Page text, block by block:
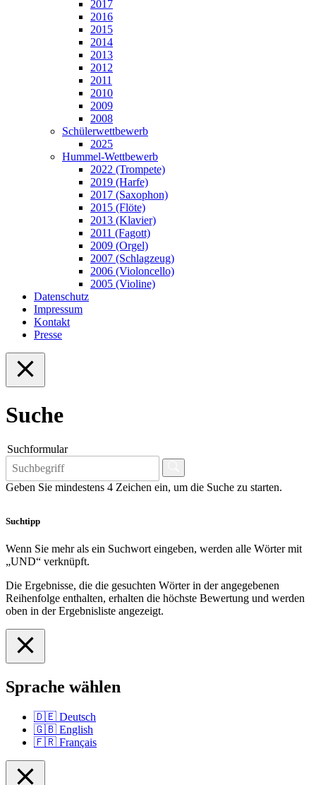
2017
2016
2015
2014
2013
2012
2011
2010
2009
2008
Schülerwettbewerb
2025
Hummel-Wettbewerb
2022 (Trompete)
2019 (Harfe)
2017 (Saxophon)
2015 (Flöte)
2013 (Klavier)
2011 (Fagott)
2009 (Orgel)
2007 (Schlagzeug)
2006 (Violoncello)
2005 (Violine)
Datenschutz
Impressum
Kontakt
Presse
Suche
Suchformular
Geben Sie mindestens 4 Zeichen ein, um die Suche zu starten.
Suchtipp
Wenn Sie mehr als ein Suchwort eingeben, werden alle Wörter mit
„UND“ verknüpft.
Die Ergebnisse, die die gesuchten Wörter in der angegebenen
Reihenfolge enthalten, erhalten die höchste Bewertung und werden
oben in der Ergebnisliste angezeigt.
Sprache wählen
🇩🇪 Deutsch
🇬🇧 English
🇫🇷 Français